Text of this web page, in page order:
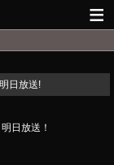
日放送!
日放送！